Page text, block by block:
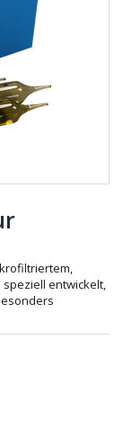
entwickelt,